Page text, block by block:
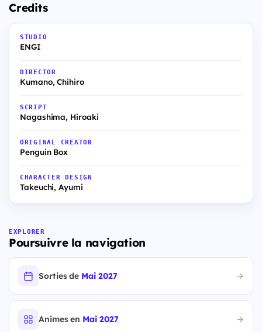
Credits
STUDIO
ENGI
DIRECTOR
Kumano, Chihiro
SCRIPT
Nagashima, Hiroaki
ORIGINAL CREATOR
Penguin Box
CHARACTER DESIGN
Takeuchi, Ayumi
EXPLORER
Poursuivre la navigation
Sorties de Mai 2027
Animes en Mai 2027